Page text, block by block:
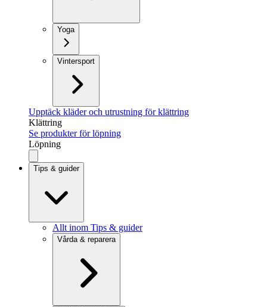
Yoga
Vintersport
Upptäck kläder och utrustning för klättring
Klättring
Se produkter för löpning
Löpning
Tips & guider
Allt inom Tips & guider
Vårda & reparera